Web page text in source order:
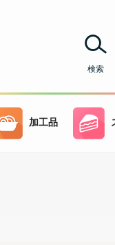
検索
加工品